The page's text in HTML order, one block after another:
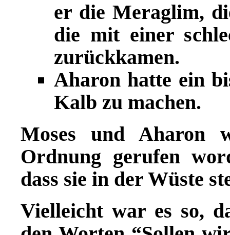
er die Meraglim,
die mit einer
zurückkamen.
Aharon hatte ein
Kalb zu machen.
Moses und Aharon
Ordnung gerufen
dass sie in der Wüste
Vielleicht war es so,